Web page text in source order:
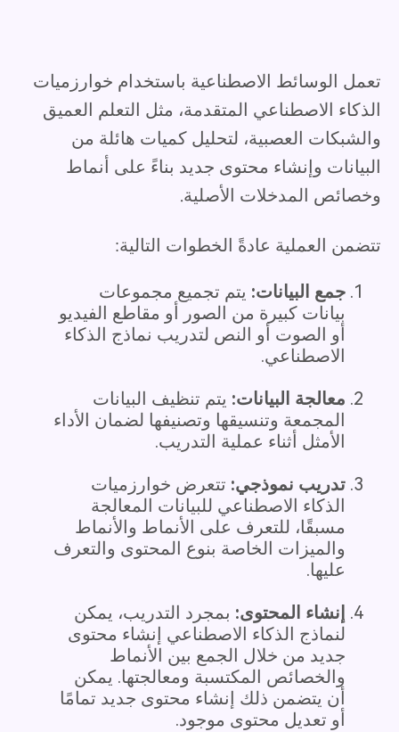
تعمل الوسائط الاصطناعية باستخدام خوارزميات
الذكاء الاصطناعي المتقدمة، مثل التعلم العميق
والشبكات العصبية، لتحليل كميات هائلة من
البيانات وإنشاء محتوى جديد بناءً على أنماط
وخصائص المدخلات الأصلية.
تتضمن العملية عادةً الخطوات التالية:
جمع البيانات: يتم تجميع مجموعات
بيانات كبيرة من الصور أو مقاطع الفيديو
أو الصوت أو النص لتدريب نماذج الذكاء
الاصطناعي.
معالجة البيانات: يتم تنظيف البيانات
المجمعة وتنسيقها وتصنيفها لضمان الأداء
الأمثل أثناء عملية التدريب.
تدريب نموذجي: تتعرض خوارزميات
الذكاء الاصطناعي للبيانات المعالجة
مسبقًا، للتعرف على الأنماط والأنماط
والميزات الخاصة بنوع المحتوى والتعرف
عليها.
إنشاء المحتوى: بمجرد التدريب، يمكن
لنماذج الذكاء الاصطناعي إنشاء محتوى
جديد من خلال الجمع بين الأنماط
والخصائص المكتسبة ومعالجتها. يمكن
أن يتضمن ذلك إنشاء محتوى جديد تمامًا
أو تعديل محتوى موجود.